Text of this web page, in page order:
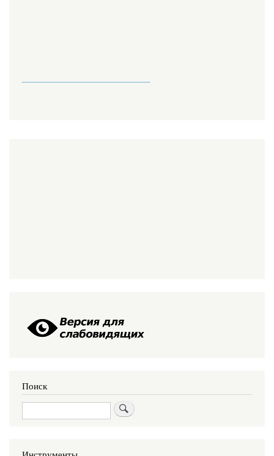
Поиск
Поиск